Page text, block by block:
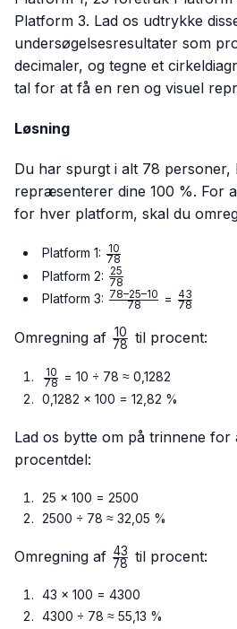
Platform 3. Lad os udtrykke
undersøgelsesresultater som
decimaler, og tegne et
tal for at få en ren og visuel
Løsning
Du har spurgt i alt 78 personer,
repræsenterer dine 100 %. For
for hver platform, skal du
Platform 1: \frac{10}
{78}
78
10
Platform 2: \frac{25}
{78}
78
25
Platform 3: \frac{78
10}{78}
78
78–25–10 = \frac{43}
78
43
Omregning af \frac{10}
78
10 til procent:
\frac{10}
{78}
78
10
= 10 ÷ 78 ≈ 0,1282
0,1282 × 100 = 12,82 %
Lad os bytte om på trinnene for
procentdel:
25 × 100 = 2500
2500 ÷ 78 ≈ 32,05 %
Omregning af \frac{43}
78
43 til procent:
43 × 100 = 4300
4300 ÷ 78 ≈ 55,13 %